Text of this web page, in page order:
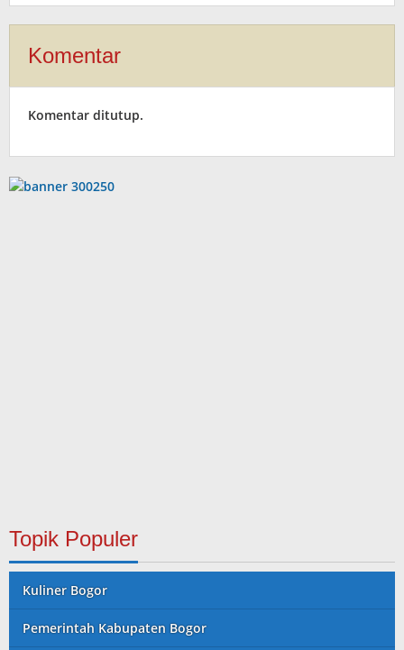
Komentar
Komentar ditutup.
Topik Populer
Kuliner Bogor
Pemerintah Kabupaten Bogor